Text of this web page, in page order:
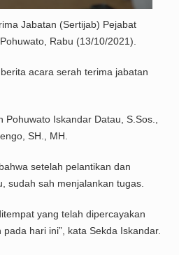
Jabatan (Sertijab) Pejabat
Rabu (13/10/2021).
acara serah terima jabatan
Iskandar Datau, S.Sos.,
SH., MH.
setelah pelantikan dan
sudah sah menjalankan tugas.
yang telah dipercayakan
hari ini”, kata Sekda Iskandar.